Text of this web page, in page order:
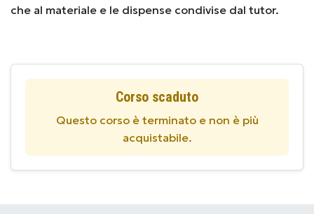
che al materiale e le dispense condivise dal tutor.
Corso scaduto
Questo corso è terminato e non è più
acquistabile.